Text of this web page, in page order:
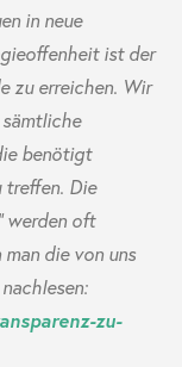
in neue
ist der
zu erreichen. Wir
benötigt
treffen. Die
werden oft
die von uns
zu-